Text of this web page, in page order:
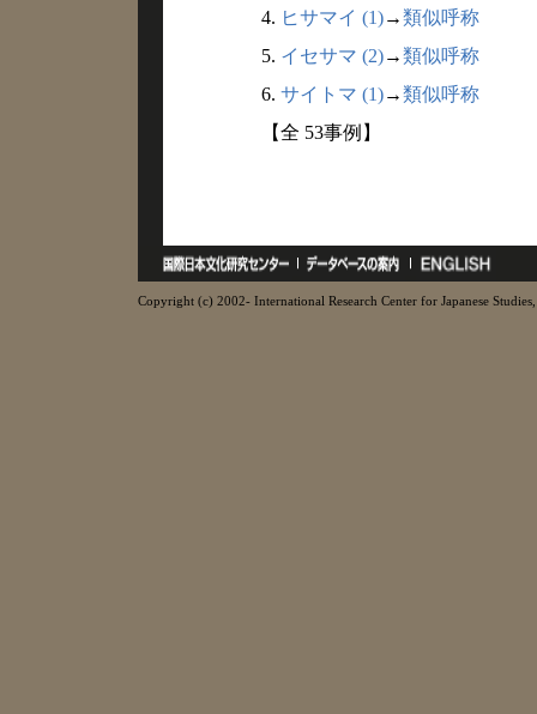
4. ヒサマイ (1)→類似呼称
5. イセサマ (2)→類似呼称
6. サイトマ (1)→類似呼称
【全 53事例】
Copyright (c) 2002- International Research Center for Japanese